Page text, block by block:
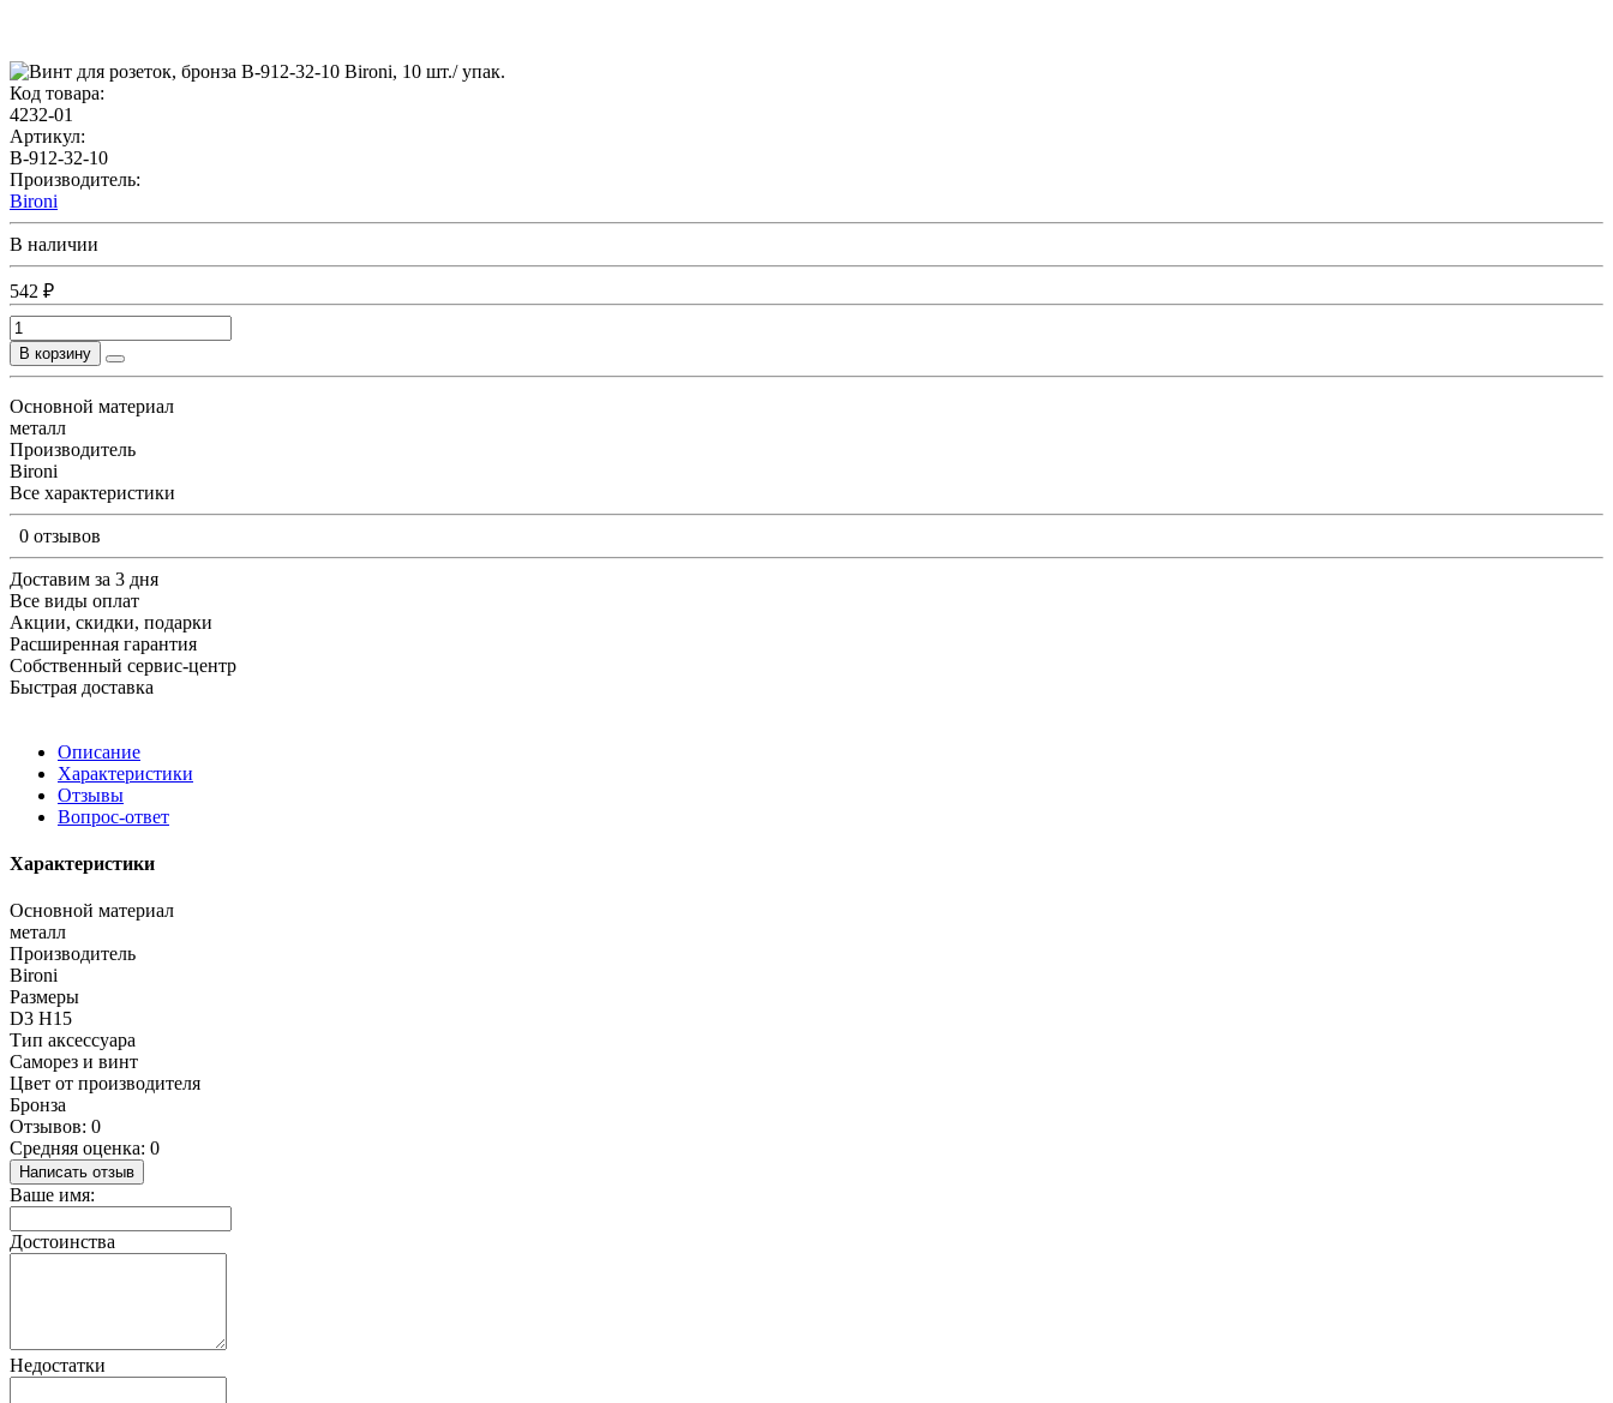
Код товара:
4232-01
Артикул:
B-912-32-10
Производитель:
Bironi
В наличии
542 ₽
В корзину
Основной материал
металл
Производитель
Bironi
Все характеристики
0 отзывов
Доставим за 3 дня
Все виды оплат
Акции, скидки, подарки
Расширенная гарантия
Собственный сервис-центр
Быстрая доставка
Описание
Характеристики
Отзывы
Вопрос-ответ
Характеристики
Основной материал
металл
Производитель
Bironi
Размеры
D3 H15
Тип аксессуара
Саморез и винт
Цвет от производителя
Бронза
Отзывов: 0
Средняя оценка: 0
Написать отзыв
Ваше имя:
Достоинства
Недостатки